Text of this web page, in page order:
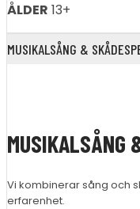
ÅLDER 13+
MUSIKALSÅNG &
MUSIKALSÅNG
Vi kombinerar sång och
erfarenhet.